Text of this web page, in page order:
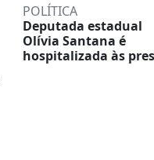
POLÍTICA
Deputada estadual
Olívia Santana é
hospitalizada às